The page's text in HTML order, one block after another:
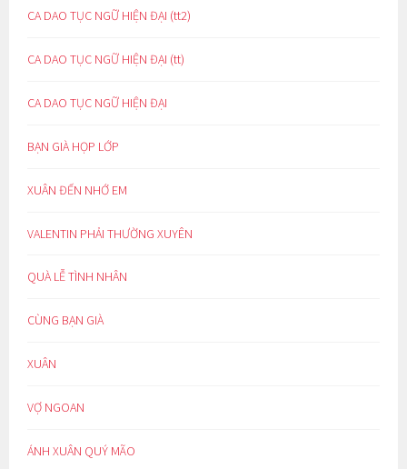
CA DAO TỤC NGỮ HIỆN ĐẠI (tt2)
CA DAO TỤC NGỮ HIỆN ĐẠI (tt)
CA DAO TỤC NGỮ HIỆN ĐẠI
BẠN GIÀ HỌP LỚP
XUÂN ĐẾN NHỚ EM
VALENTIN PHẢI THƯỜNG XUYÊN
QUÀ LỄ TÌNH NHÂN
CÙNG BẠN GIÀ
XUÂN
VỢ NGOAN
ÁNH XUÂN QUÝ MÃO